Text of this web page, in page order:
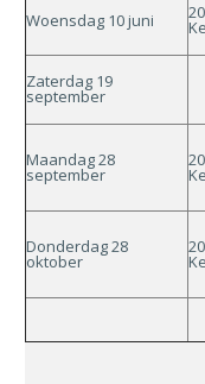
Woensdag 10 juni
Zaterdag 19
september
Maandag 28
september
Donderdag 28
oktober